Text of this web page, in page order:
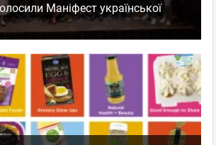
Маніфест української